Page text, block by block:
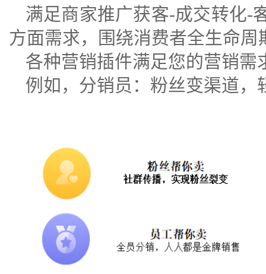
满足商家推广获客-成交转化-
方面需求，围绕消费者全生命周
各种营销插件满足您的营销需
例如，分销员：粉丝变渠道，